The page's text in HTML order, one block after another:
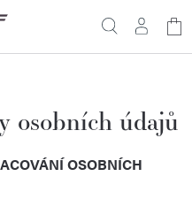
osobních údajů
OSOBNÍCH